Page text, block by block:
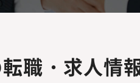
職・求人情